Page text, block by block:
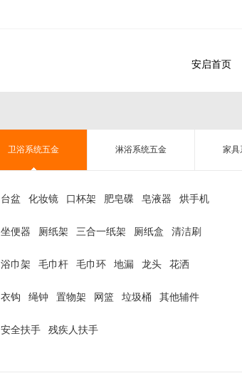
安启首页
卫浴系统五金 淋浴系统五金 家具
台盆 化妆镜 口杯架 肥皂碟 皂液器 烘手机
坐便器 厕纸架 三合一纸架 厕纸盒 清洁刷
浴巾架 毛巾杆 毛巾环 地漏 龙头 花洒
衣钩 绳钟 置物架 网篮 垃圾桶 其他辅件
安全扶手 残疾人扶手